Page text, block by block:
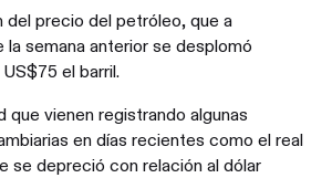
del precio del petróleo, que a
la semana anterior se desplomó
el barril.
que vienen registrando algunas
en días recientes como el real
se depreció con relación al dólar